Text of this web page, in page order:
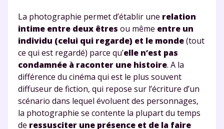
La photographie permet d’établir une relation
intime entre deux êtres ou même entre un
individu (celui qui regarde) et le monde(tout
ce qui est regardé) parce qu’elle n’est pas
condamnée à raconter une histoire. A la
différence du cinéma qui est le plus souvent
diffuseur de fiction, qui repose sur l’écriture d’un
scénario dans lequel évoluent des personnages,
la photographie se contente la plupart du temps
de ressusciter une présence et de la faire